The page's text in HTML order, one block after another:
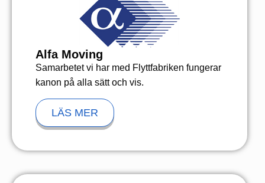
Alfa Moving
Samarbetet vi har med Flyttfabriken fungerar
kanon på alla sätt och vis.
LÄS MER